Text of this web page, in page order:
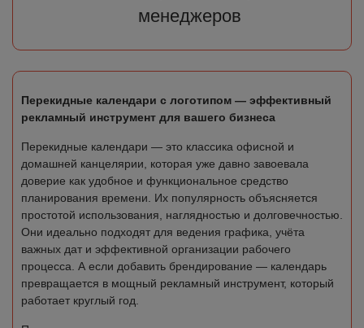
менеджеров
Перекидные календари с логотипом — эффективный
рекламный инструмент для вашего бизнеса
Перекидные календари — это классика офисной и
домашней канцелярии, которая уже давно завоевала
доверие как удобное и функциональное средство
планирования времени. Их популярность объясняется
простотой использования, наглядностью и долговечностью.
Они идеально подходят для ведения графика, учёта
важных дат и эффективной организации рабочего
процесса. А если добавить брендирование — календарь
превращается в мощный рекламный инструмент, который
работает круглый год.